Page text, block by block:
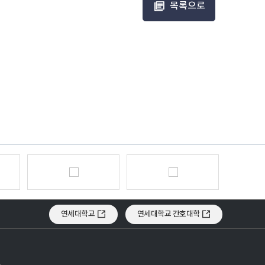
목록으로
연세대학교 연세대학교 간호대학